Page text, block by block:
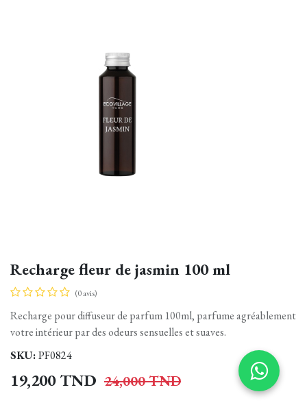
Recharge fleur de jasmin 100 ml
(0 avis)
Recharge pour diffuseur de parfum 100ml, parfume agréablement
votre intérieur par des odeurs sensuelles et suaves.
SKU:PF0824
19,200TND 24,000TND